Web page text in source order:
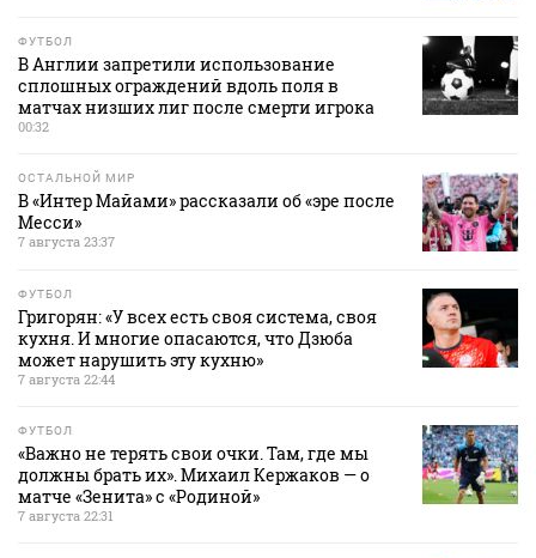
ФУТБОЛ
В Англии запретили использование
сплошных ограждений вдоль поля в
матчах низших лиг после смерти игрока
00:32
ОСТАЛЬНОЙ МИР
В «Интер Майами» рассказали об «эре после
Месси»
7 августа 23:37
ФУТБОЛ
Григорян: «У всех есть своя система, своя
кухня. И многие опасаются, что Дзюба
может нарушить эту кухню»
7 августа 22:44
ФУТБОЛ
«Важно не терять свои очки. Там, где мы
должны брать их». Михаил Кержаков — о
матче «Зенита» с «Родиной»
7 августа 22:31